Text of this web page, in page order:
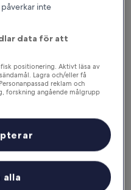
inte
data för att
positionering. Aktivt läsa av
Lagra och/eller få
reklam och
forskning angående målgrupp
alla